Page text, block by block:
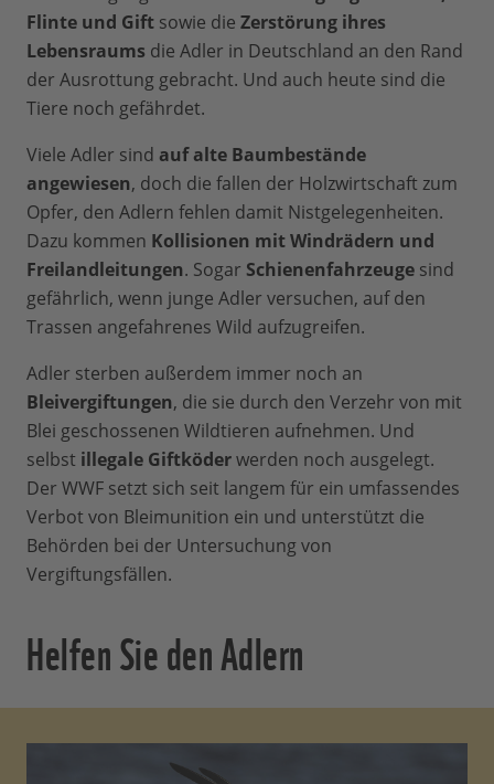
Flinte und Gift sowie die Zerstörung ihres
Lebensraums die Adler in Deutschland an den Rand
der Ausrottung gebracht. Und auch heute sind die
Tiere noch gefährdet.
Viele Adler sind auf alte Baumbestände
angewiesen, doch die fallen der Holzwirtschaft zum
Opfer, den Adlern fehlen damit Nistgelegenheiten.
Dazu kommen Kollisionen mit Windrädern und
Freilandleitungen. Sogar Schienenfahrzeuge sind
gefährlich, wenn junge Adler versuchen, auf den
Trassen angefahrenes Wild aufzugreifen.
Adler sterben außerdem immer noch an
Bleivergiftungen, die sie durch den Verzehr von mit
Blei geschossenen Wildtieren aufnehmen. Und
selbst illegale Giftköderwerden noch ausgelegt.
Der WWF setzt sich seit langem für ein umfassendes
Verbot von Bleimunition ein und unterstützt die
Behörden bei der Untersuchung von
Vergiftungsfällen.
Helfen Sie den Adlern